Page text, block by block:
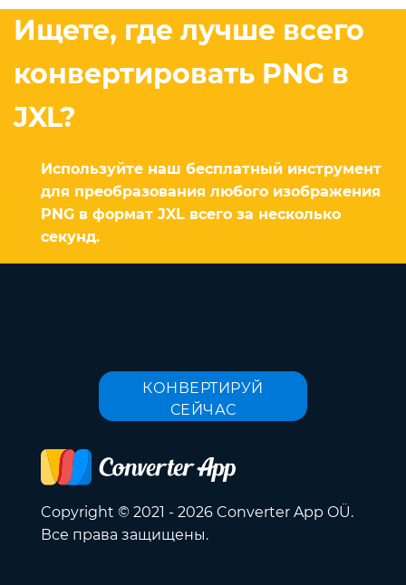
Ищете, где лучше всего
конвертировать PNG в
JXL?
Используйте наш бесплатный инструмент
для преобразования любого изображения
PNG в формат JXL всего за несколько
секунд.
КОНВЕРТИРУЙ
СЕЙЧАС
Copyright © 2021 - 2026 Converter App OÜ.
Все права защищены.